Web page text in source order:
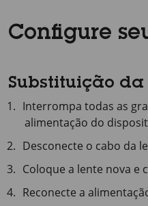
Configure
Substituição da
Interrompa todas as
alimentação do
Desconecte o cabo da
Coloque a lente nova e
Reconecte a